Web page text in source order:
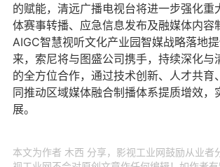
的赋能，清远广播电视台将进一步强化重
体赛事转播、应急信息发布及融媒体内容
AIGC智慧视听文化产业园智媒战略落地
来，索尼将与图盛公司携手，持续深化与
的全方位合作，通过技术创新、人才共育
同推动区域媒体融合制播体系提质增效，
展。
本文为作者 木西 分享，影视工业网鼓励从业者